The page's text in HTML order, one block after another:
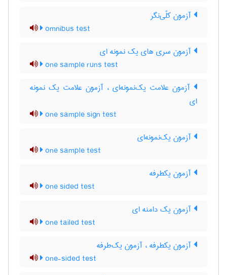
آزمون کلّی‌نگر
omnibus test
آزمون سری های یک نمونه ای
one sample runs test
آزمون علامت یک‌نمونه‌ای ، آزمون علامت یک نمونه
ای
one sample sign test
آزمون یک‌نمونه‌ای
one sample test
آزمون یکطرفه
one sided test
آزمون یک دامنه ای
one tailed test
آزمون یکطرفه ، آزمون یک‌طرفه
one-sided test